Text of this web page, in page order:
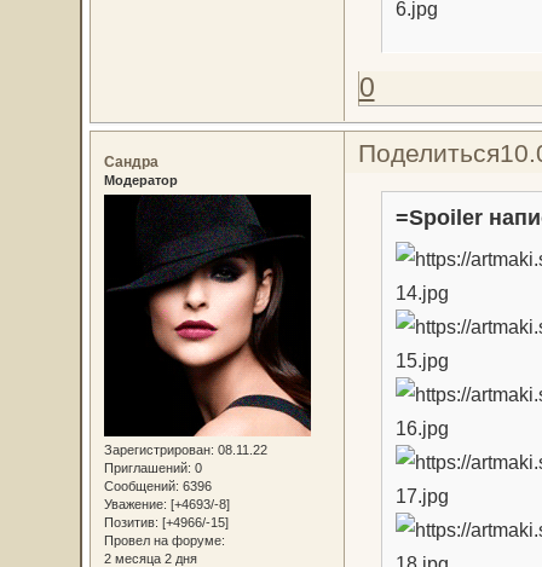
0
Поделиться
Сандра
Модератор
Зарегистрирован: 08.11.22
Приглашений: 0
Сообщений: 6396
Уважение: [+4693/-8]
Позитив: [+4966/-15]
Провел на форуме:
2 месяца 2 дня
=Spoiler